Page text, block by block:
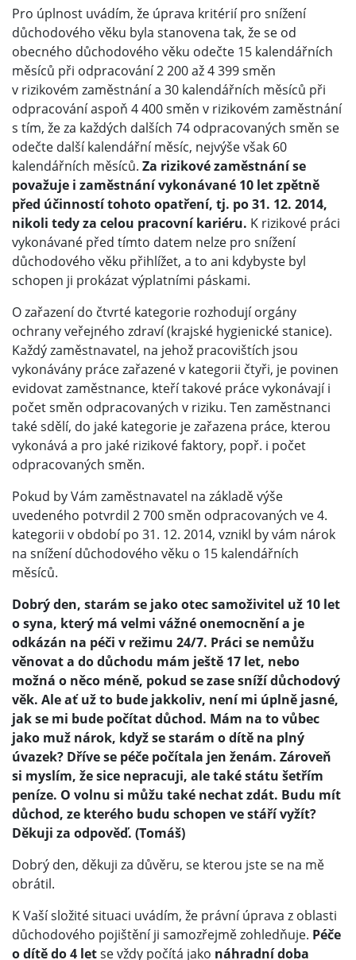
Pro úplnost uvádím, že úprava kritérií pro snížení
důchodového věku byla stanovena tak, že se od
obecného důchodového věku odečte 15 kalendářních
měsíců při odpracování 2 200 až 4 399 směn
v rizikovém zaměstnání a 30 kalendářních měsíců při
odpracování aspoň 4 400 směn v rizikovém zaměstnání
s tím, že za každých dalších 74 odpracovaných směn se
odečte další kalendářní měsíc, nejvýše však 60
kalendářních měsíců. Za rizikové zaměstnání se
považuje i zaměstnání vykonávané 10 let zpětně
před účinností tohoto opatření, tj. po 31. 12. 2014,
nikoli tedy za celou pracovní kariéru. K rizikové práci
vykonávané před tímto datem nelze pro snížení
důchodového věku přihlížet, a to ani kdybyste byl
schopen ji prokázat výplatními páskami.
O zařazení do čtvrté kategorie rozhodují orgány
ochrany veřejného zdraví (krajské hygienické stanice).
Každý zaměstnavatel, na jehož pracovištích jsou
vykonávány práce zařazené v kategorii čtyři, je povinen
evidovat zaměstnance, kteří takové práce vykonávají i
počet směn odpracovaných v riziku. Ten zaměstnanci
také sdělí, do jaké kategorie je zařazena práce, kterou
vykonává a pro jaké rizikové faktory, popř. i počet
odpracovaných směn.
Pokud by Vám zaměstnavatel na základě výše
uvedeného potvrdil 2 700 směn odpracovaných ve 4.
kategorii v období po 31. 12. 2014, vznikl by vám nárok
na snížení důchodového věku o 15 kalendářních
měsíců.
Dobrý den, starám se jako otec samoživitel už 10 let
o syna, který má velmi vážné onemocnění a je
odkázán na péči v režimu 24/7. Práci se nemůžu
věnovat a do důchodu mám ještě 17 let, nebo
možná o něco méně, pokud se zase sníží důchodový
věk. Ale ať už to bude jakkoliv, není mi úplně jasné,
jak se mi bude počítat důchod. Mám na to vůbec
jako muž nárok, když se starám o dítě na plný
úvazek? Dříve se péče počítala jen ženám. Zároveň
si myslím, že sice nepracuji, ale také státu šetřím
peníze. O volnu si můžu také nechat zdát. Budu mít
důchod, ze kterého budu schopen ve stáří vyžít?
Děkuji za odpověď. (Tomáš)
Dobrý den, děkuji za důvěru, se kterou jste se na mě
obrátil.
K Vaší složité situaci uvádím, že právní úprava z oblasti
důchodového pojištění ji samozřejmě zohledňuje. Péče
o dítě do 4 letse vždy počítá jako náhradní doba